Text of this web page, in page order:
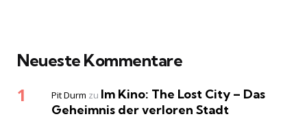
Neueste Kommentare
Pit Durm zu Im Kino: The Lost City – Das
Geheimnis der verloren Stadt